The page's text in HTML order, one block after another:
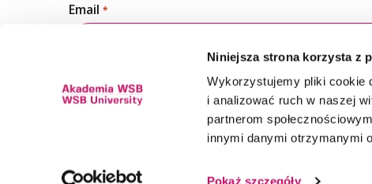
Niniejsza strona korzysta z
Wykorzystujemy pliki cookie
i analizować ruch w naszej
partnerom
innymi danymi otrzymanymi
Pokaż szczegóły
Email *
Kierunek